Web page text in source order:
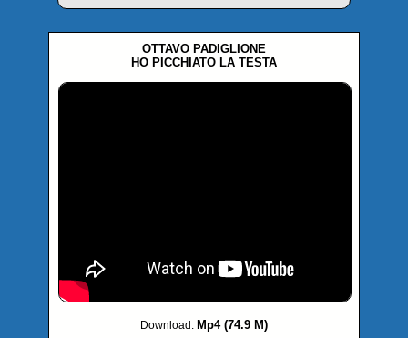
OTTAVO PADIGLIONE
HO PICCHIATO LA TESTA
Download: Mp4 (74.9 M)